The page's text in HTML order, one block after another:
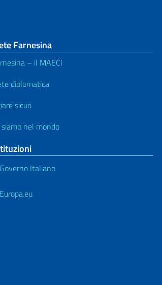
Farnesina
– il MAECI
diplomatica
sicuri
nel mondo
Governo Italiano
Europa.eu